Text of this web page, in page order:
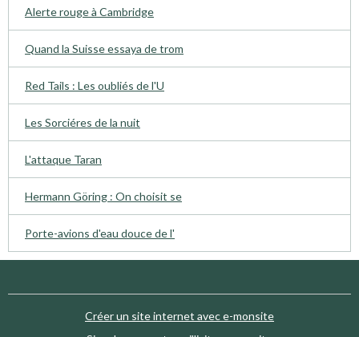
Alerte rouge à Cambridge
Quand la Suisse essaya de trom
Red Tails : Les oubliés de l'U
Les Sorciéres de la nuit
L'attaque Taran
Hermann Göring : On choisit se
Porte-avions d'eau douce de l'
Créer un site internet avec e-monsite